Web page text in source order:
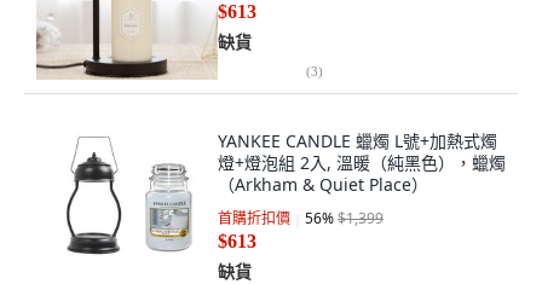
$613
缺貨
(3)
YANKEE CANDLE 蠟燭 L號+加熱式燭
燈+燈泡組 2入, 溫暖（純黑色），蠟燭
（Arkham & Quiet Place）
首購折扣價 56%$1,399
$613
缺貨